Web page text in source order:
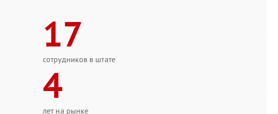
17
сотрудников в штате
4
лет на рынке